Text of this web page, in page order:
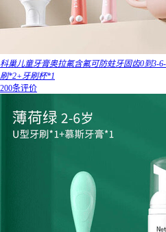
科巢儿童牙膏奥拉氟含氟可防蛀牙固齿0到3-
刷*2+牙刷杯*1
200条评价